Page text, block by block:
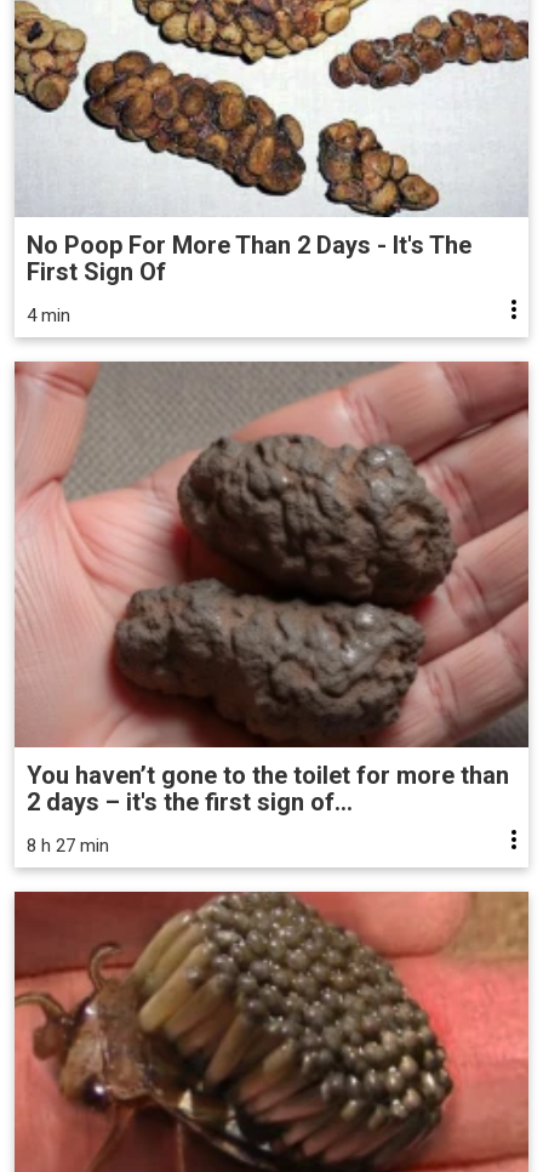
No Poop For More Than 2 Days - It's The
First Sign Of
4 min
You haven’t gone to the toilet for more than
2 days – it's the first sign of...
8 h 27 min